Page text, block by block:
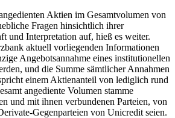
Aktien im Gesamtvolumen von
Fragen hinsichtlich ihrer
und Interpretation auf, hieß es weiter.
aktuell vorliegenden Informationen
Angebotsannahme eines institutionellen
und die Summe sämtlicher Annahmen
einem Aktienanteil von lediglich rund
angediente Volumen stamme
und mit ihnen verbundenen Parteien, von
Gegenparteien von Unicredit seien.